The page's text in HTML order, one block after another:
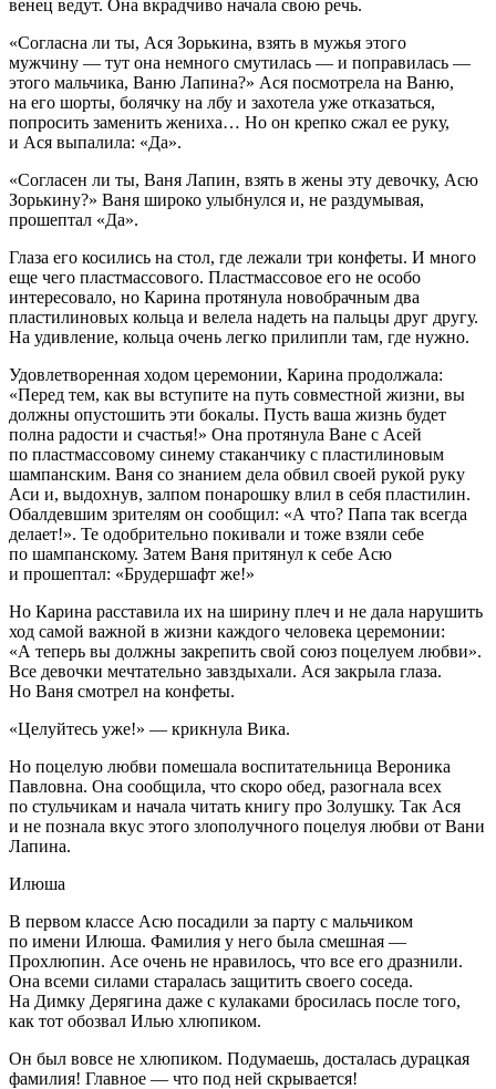
венец ведут. Она вкрадчиво начала свою речь.
«Согласна ли ты, Ася Зорькина, взять в мужья этого
мужчину — тут она немного смутилась — и поправилась —
этого мальчика, Ваню Лапина?» Ася посмотрела на Ваню,
на его шорты, болячку на лбу и захотела уже отказаться,
попросить заменить жениха… Но он крепко сжал ее руку,
и Ася выпалила: «Да».
«Согласен ли ты, Ваня Лапин, взять в жены эту девочку, Асю
Зорькину?» Ваня широко улыбнулся и, не раздумывая,
прошептал «Да».
Глаза его косились на стол, где лежали три конфеты. И много
еще чего пластмассового. Пластмассовое его не особо
интересовало, но Карина протянула новобрачным два
пластилиновых кольца и велела надеть на пальцы друг другу.
На удивление, кольца очень легко прилипли там, где нужно.
Удовлетворенная ходом церемонии, Карина продолжала:
«Перед тем, как вы вступите на путь совместной жизни, вы
должны опустошить эти бокалы. Пусть ваша жизнь будет
полна радости и счастья!» Она протянула Ване с Асей
по пластмассовому синему стаканчику с пластилиновым
шампанским. Ваня со знанием дела обвил своей рукой руку
Аси и, выдохнув, залпом понарошку влил в себя пластилин.
Обалдевшим зрителям он сообщил: «А что? Папа так всегда
делает!». Те одобрительно покивали и тоже взяли себе
по шампанскому. Затем Ваня притянул к себе Асю
и прошептал: «Брудершафт же!»
Но Карина расставила их на ширину плеч и не дала нарушить
ход самой важной в жизни каждого человека церемонии:
«А теперь вы должны закрепить свой союз поцелуем любви».
Все девочки мечтательно завздыхали. Ася закрыла глаза.
Но Ваня смотрел на конфеты.
«Целуйтесь уже!» — крикнула Вика.
Но поцелую любви помешала воспитательница Вероника
Павловна. Она сообщила, что скоро обед, разогнала всех
по стульчикам и начала читать книгу про Золушку. Так Ася
и не познала вкус этого злополучного поцелуя любви от Вани
Лапина.
Илюша
В первом классе Асю посадили за парту с мальчиком
по имени Илюша. Фамилия у него была смешная —
Прохлюпин. Асе очень не нравилось, что все его дразнили.
Она всеми силами старалась защитить своего соседа.
На Димку Дерягина даже с кулаками бросилась после того,
как тот обозвал Илью хлюпиком.
Он был вовсе не хлюпиком. Подумаешь, досталась дурацкая
фамилия! Главное — что под ней скрывается!